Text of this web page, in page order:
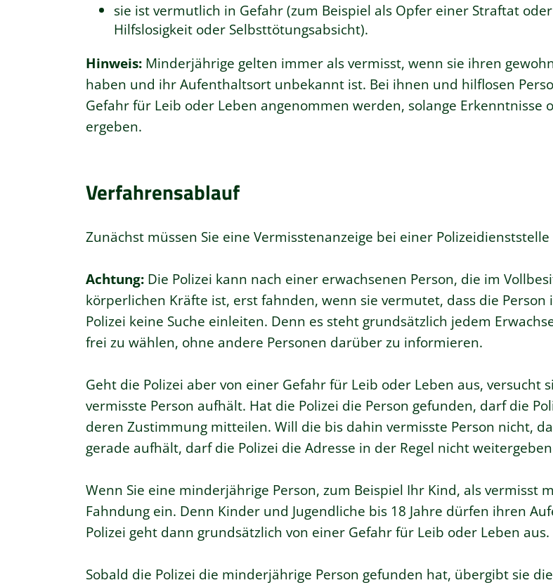
sie ist vermutlich in Gefahr(zum Beispiel als Opfer einer Straftat
Hilfslosigkeit oder Selbsttötungsabsicht).
Hinweis: Minderjährige gelten immer als vermisst, wenn sie ihren
haben und ihr Aufenthaltsort unbekannt ist. Bei ihnen und hilflosen
Gefahr für Leib oder Leben angenommen werden, solange
ergeben.
Verfahrensablauf
Zunächst müssen Sie eine Vermisstenanzeige bei einer
Achtung: Die Polizei kann nach einer erwachsenen Person, die im
körperlichen Kräfte ist, erst fahnden, wenn sie vermutet, dass die
Polizei keine Suche einleiten. Denn es steht grundsätzlich jedem
frei zu wählen, ohne andere Personen darüber zu informieren.
Geht die Polizei aber von einer Gefahr für Leib oder Leben aus, versucht
vermisste Person aufhält. Hat die Polizei die Person gefunden, darf die
deren Zustimmung mitteilen. Will die bis dahin vermisste Person nicht,
gerade aufhält, darf die Polizei die Adresse in der Regel nicht
Wenn Sie eine minderjährige Person, zum Beispiel Ihr Kind, als vermisst
Fahndung ein. Denn Kinder und Jugendliche bis 18 Jahre dürfen ihren
Polizei geht dann grundsätzlich von einer Gefahr für Leib oder Leben aus.
Sobald die Polizei die minderjährige Person gefunden hat, übergibt sie